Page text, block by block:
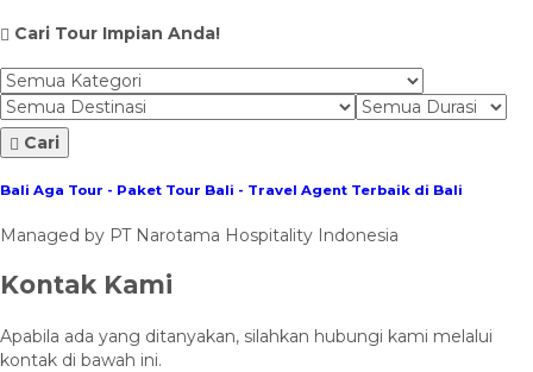
Cari Tour Impian Anda!
Cari
Bali Aga Tour - Paket Tour Bali - Travel Agent Terbaik di Bali
Managed by PT Narotama Hospitality Indonesia
Kontak Kami
Apabila ada yang ditanyakan, silahkan hubungi kami melalui
kontak di bawah ini.